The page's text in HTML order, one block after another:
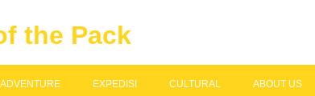
the Pack
ADVENTURE EXPEDISI CULTURAL ABOUT US